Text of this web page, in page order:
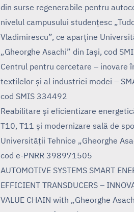
din surse regenerabile pentru
nivelul campusului studențesc
Vladimirescu”, ce aparține
„Gheorghe Asachi” din Iași, cod
Centrul pentru cercetare – inovare
textilelor și al industriei modei –
cod SMIS 334492
Reabilitare și eficientizare
T10, T11 și modernizare sală de
Universității Tehnice „Gheorghe
cod e-PNRR 398971505
AUTOMOTIVE SYSTEMS SMART
EFFICIENT TRANSDUCERS –
VALUE CHAIN with „Gheorghe